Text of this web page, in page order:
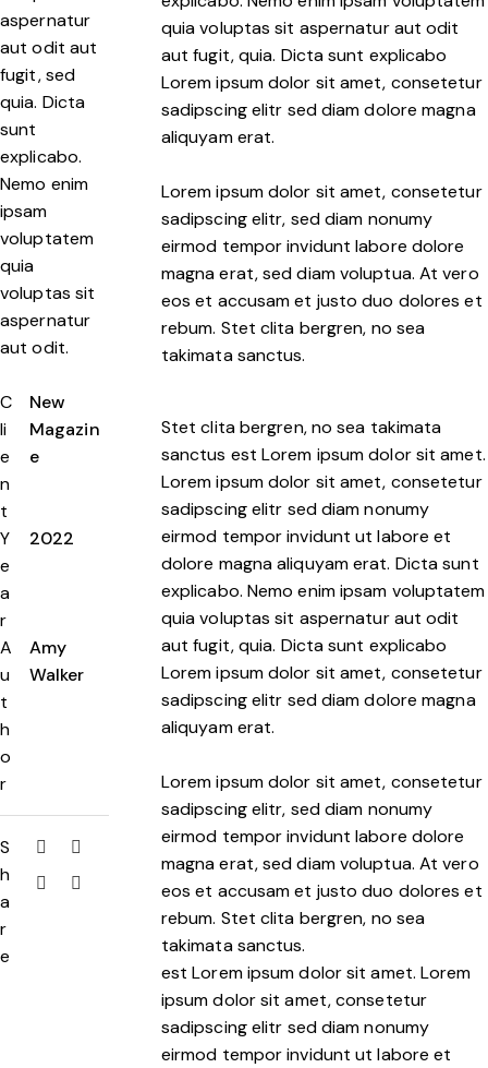
aspernatur
aut odit aut
fugit, sed
quia. Dicta
sunt
explicabo.
Nemo enim
ipsam
voluptatem
quia
voluptas sit
aspernatur
aut odit.
C
li
e
n
t
New
Magazin
e
Y
e
a
r
2022
A
u
t
h
o
r
Amy
Walker
S
h
a
r
e
quia voluptas sit aspernatur aut odit
aut fugit, quia. Dicta sunt explicabo
Lorem ipsum dolor sit amet, consetetur
sadipscing elitr sed diam dolore magna
aliquyam erat.
Lorem ipsum dolor sit amet, consetetur
sadipscing elitr, sed diam nonumy
eirmod tempor invidunt labore dolore
magna erat, sed diam voluptua. At vero
eos et accusam et justo duo dolores et
rebum. Stet clita bergren, no sea
takimata sanctus.
Stet clita bergren, no sea takimata
sanctus est Lorem ipsum dolor sit amet.
Lorem ipsum dolor sit amet, consetetur
sadipscing elitr sed diam nonumy
eirmod tempor invidunt ut labore et
dolore magna aliquyam erat. Dicta sunt
explicabo. Nemo enim ipsam voluptatem
quia voluptas sit aspernatur aut odit
aut fugit, quia. Dicta sunt explicabo
Lorem ipsum dolor sit amet, consetetur
sadipscing elitr sed diam dolore magna
aliquyam erat.
Lorem ipsum dolor sit amet, consetetur
sadipscing elitr, sed diam nonumy
eirmod tempor invidunt labore dolore
magna erat, sed diam voluptua. At vero
eos et accusam et justo duo dolores et
rebum. Stet clita bergren, no sea
takimata sanctus.
est Lorem ipsum dolor sit amet. Lorem
ipsum dolor sit amet, consetetur
sadipscing elitr sed diam nonumy
eirmod tempor invidunt ut labore et